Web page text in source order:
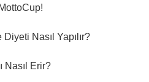
Nasıl Yapılır?
Nasıl Erir?